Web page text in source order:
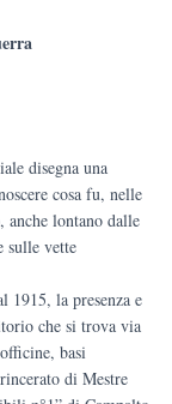
disegna una
cosa fu, nelle
anche lontano dalle
sulle vette
1915, la presenza e
che si trova via
basi
di Mestre